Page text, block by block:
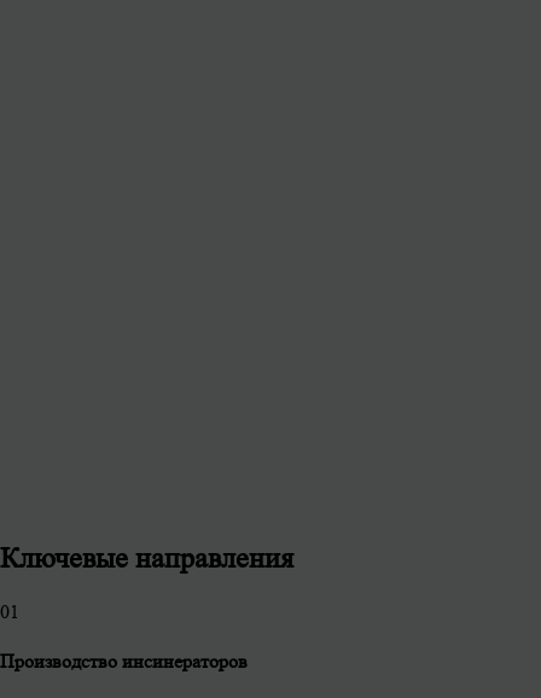
Ключевые направления
01
Производство инсинераторов